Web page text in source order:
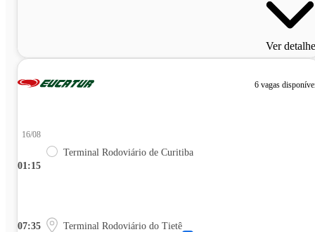
Ver
6 vagas
01:15
16/08
Terminal Rodoviário de Curitiba
07:35 Terminal Rodoviário do Tietê